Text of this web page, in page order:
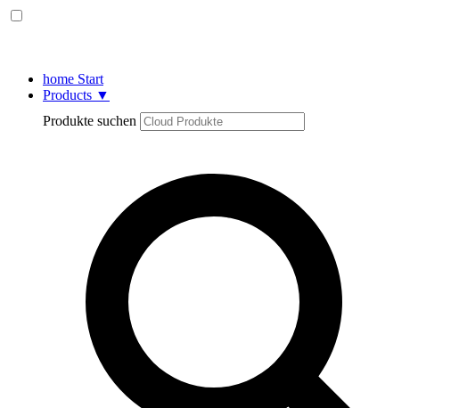
home Start
Products ▼
Produkte suchen